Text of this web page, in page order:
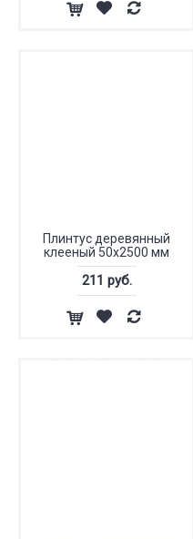
Плинтус деревянный
клееный 50x2500 мм
211 руб.